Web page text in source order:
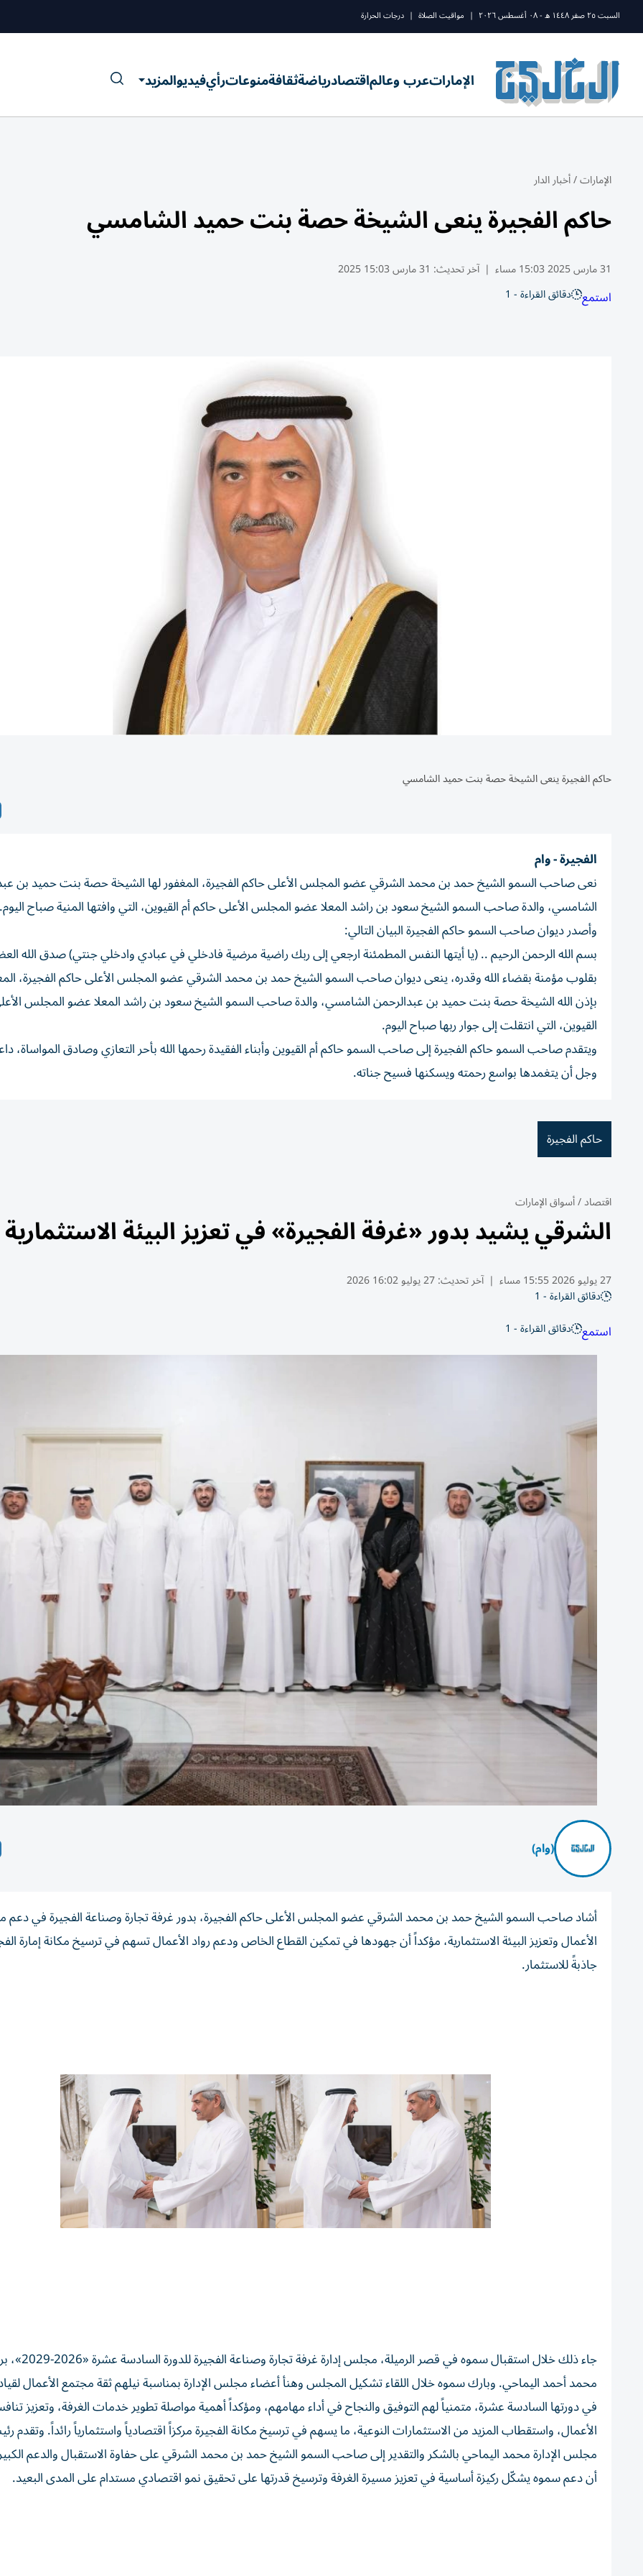
السبت ٢٥ صفر ١٤٤٨ ه - ٠٨ أغسطس ٢٠٢٦ | مواقيت الصلاة | درجات الحرارة
الإماراتعرب وعالماقتصادرياضةثقافةمنوعاترأيفيديوالمزيد
الإمارات/أخبار الدار
حاكم الفجيرة ينعى الشيخة حصة بنت حميد الشامسي
31 مارس 2025 15:03 مساء | آخر تحديث: 31 مارس 15:03 2025
استمع دقائق القراءة - 1
حاكم الفجيرة ينعى الشيخة حصة بنت حميد الشامسي
الفجيرة - وام ‏
نعى صاحب السمو الشيخ حمد بن محمد الشرقي عضو المجلس الأعلى حاكم الفجيرة، المغفور لها الشيخة حصة بنت حميد بن
الشامسي، والدة صاحب السمو الشيخ سعود بن راشد المعلا عضو المجلس الأعلى حاكم أم القيوين، التي وافتها المنية صباح اليوم.
وأصدر ديوان صاحب السمو حاكم الفجيرة البيان التالي:
بسم الله الرحمن الرحيم .. (يا أيتها النفس المطمئنة ارجعي إلى ربك راضية مرضية فادخلي في عبادي وادخلي جنتي) صدق الله
بقلوب مؤمنة بقضاء الله وقدره، ينعى ديوان صاحب السمو الشيخ حمد بن محمد الشرقي عضو المجلس الأعلى حاكم الفجيرة،
بإذن الله الشيخة حصة بنت حميد بن عبدالرحمن الشامسي، والدة صاحب السمو الشيخ سعود بن راشد المعلا عضو المجلس
القيوين، التي انتقلت إلى جوار ربها صباح اليوم.
ويتقدم صاحب السمو حاكم الفجيرة إلى صاحب السمو حاكم أم القيوين وأبناء الفقيدة رحمها الله بأحر التعازي وصادق المواساة،
وجل أن يتغمدها بواسع رحمته ويسكنها فسيح جناته.
حاكم الفجيرة
اقتصاد/أسواق الإمارات
الشرقي يشيد بدور «غرفة الفجيرة» في تعزيز البيئة الاستثمارية
27 يوليو 2026 15:55 مساء | آخر تحديث:27 يوليو 16:02 2026
دقائق القراءة - 1
استمع دقائق القراءة - 1
(وام)
أشاد صاحب السمو الشيخ حمد بن محمد الشرقي عضو المجلس الأعلى حاكم الفجيرة، بدور غرفة تجارة وصناعة الفجيرة في دعم
الأعمال وتعزيز البيئة الاستثمارية، مؤكداً أن جهودها في تمكين القطاع الخاص ودعم رواد الأعمال تسهم في ترسيخ مكانة إمارة
جاذبةً للاستثمار.
جاء ذلك خلال استقبال سموه في قصر الرميلة،
محمد أحمد اليماحي. وبارك سموه خلال اللقاء تشكيل المجلس وهنأ أعضاء مجلس الإدارة بمناسبة نيلهم ثقة مجتمع الأعمال
في دورتها السادسة عشرة، متمنياً لهم التوفيق والنجاح في أداء مهامهم، ومؤكداً أهمية مواصلة تطوير خدمات الغرفة، وتعزيز
الأعمال، واستقطاب المزيد من الاستثمارات النوعية، ما يسهم في ترسيخ مكانة الفجيرة مركزاً اقتصادياً واستثمارياً رائداً. وتقدم
مجلس الإدارة محمد اليماحي بالشكر والتقدير إلى صاحب السمو الشيخ حمد بن محمد الشرقي على حفاوة الاستقبال والدعم
أن دعم سموه يشكّل ركيزة أساسية في تعزيز مسيرة الغرفة وترسيخ قدرتها على تحقيق نمو اقتصادي مستدام على المدى البعيد.